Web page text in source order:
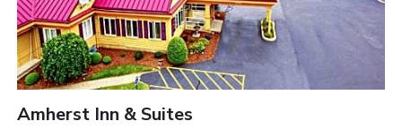
Amherst Inn & Suites